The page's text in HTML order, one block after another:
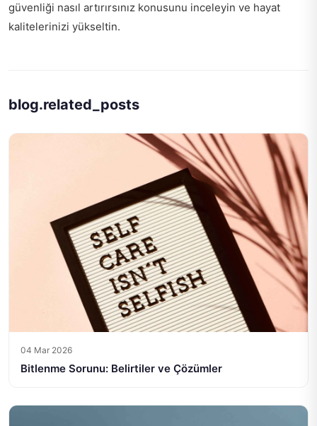
güvenliği nasıl artırırsınız konusunu inceleyin ve hayat
kalitelerinizi yükseltin.
blog.related_posts
04 Mar 2026
Bitlenme Sorunu: Belirtiler ve Çözümler